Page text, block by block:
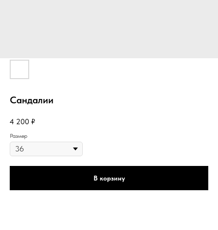
Сандалии
4 200 ₽
Размер
В корзину